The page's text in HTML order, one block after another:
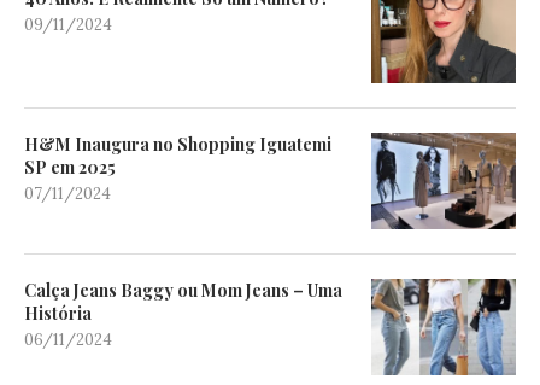
09/11/2024
H&M Inaugura no Shopping Iguatemi
SP em 2025
07/11/2024
Calça Jeans Baggy ou Mom Jeans – Uma
História
06/11/2024